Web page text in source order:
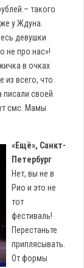
– такого
у Ждуна.
девушки
не про нас»!
в очках
из всего, что
писали своей
смс. Мамы
«Ещё», Санкт-
Петербург
Нет, вы не в
Рио и это не
тот
фестиваль!
Перестаньте
приплясывать.
От формы